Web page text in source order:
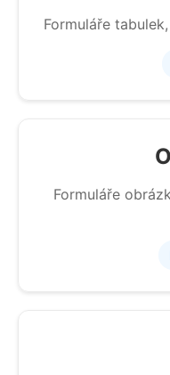
Formuláře
Formuláře